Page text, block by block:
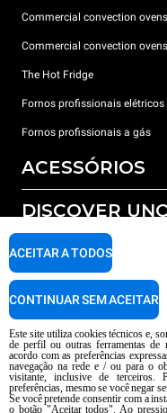
Commercial convection
Commercial convection ovens
The Hot Fridge
Fornos profissionais elétricos
Fornos profissionais a gás
ACESSÓRIOS
Todos os acessórios
Detergents for automatic
Detergents for manual washing
Water treatment with resin
DISCOVER
Os nossos escritórios no
SUPPORT
Garantia Unox
Encontre os Centros Service
copyright 2026 UNOX S.p.A.
04230750285 -. R.E.A.
AI Content Disclaimer
Este site utiliza cookies técnicos e,
de perfil ou outras ferramentas de
acordo com as preferências
navegação na rede e / ou para o
visitante, inclusive de terceiros.
preferências, mesmo se você negar
Se você pretende consentir com a
o botão "Aceitar todos". Ao
ACEITAR A TODOS
CONTINUAR SEM ACEITAR